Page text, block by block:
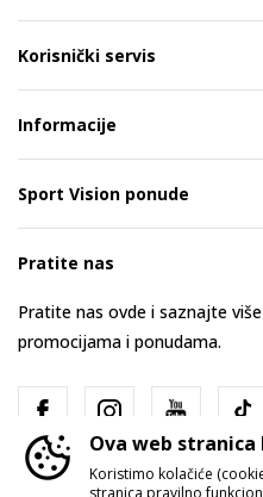
Korisnički servis
Informacije
Sport Vision ponude
Pratite nas
Pratite nas ovde i saznajte
promocijama i ponudama.
Ova web
Koristimo kolačiće
stranica pravilno